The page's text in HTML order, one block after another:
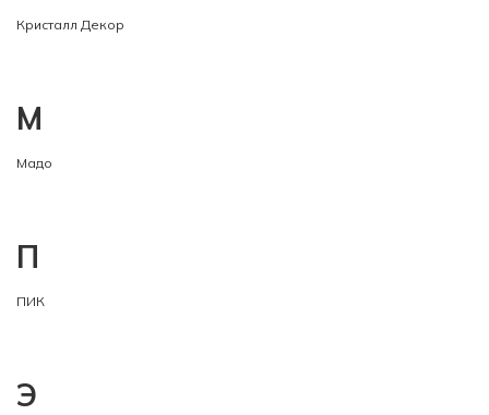
Кристалл Декор
М
Мадо
П
ПИК
Э